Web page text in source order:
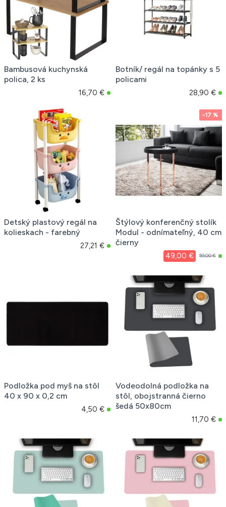
Bambusová kuchynská
polica, 2 ks
16,70 €
Botník/ regál na topánky s 5
policami
28,90 €
Detský plastový regál na
kolieskach - farebný
27,21 €
-17 %
Štýlový konferenčný stolík
Modul - odnímateľný, 40 cm
čierny
49,00 € 59,00 €
Podložka pod myš na stôl
40 x 90 x 0,2 cm
4,50 €
Vodeodolná podložka na
stôl, obojstranná čierno
šedá 50x80cm
11,70 €